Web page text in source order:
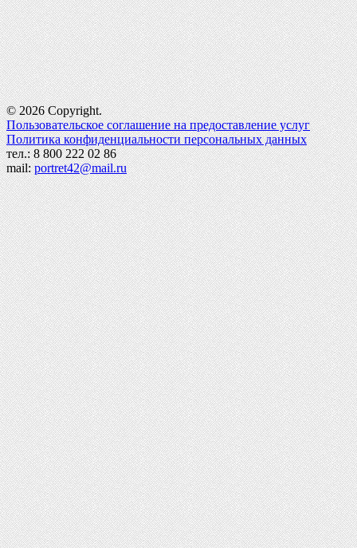
© 2026 Copyright.
Пользовательское соглашение на предоставление услуг
Политика конфиденциальности персональных данных
тел.: 8 800 222 02 86
mail:portret42@mail.ru